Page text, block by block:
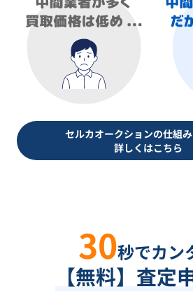
セルカオークションの仕組
詳しくはこちら
30秒でカン
【無料】査定